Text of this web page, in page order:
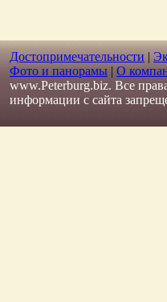
Достопримечательности |
Фото и панорамы | О
www.Peterburg.biz. Все
информации с сайта